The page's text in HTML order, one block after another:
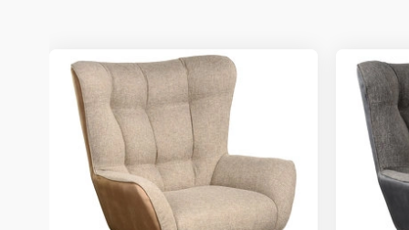
Высота сидения 46см.
Внимание! Цвета предметов на изображениях могут отличаться из-за